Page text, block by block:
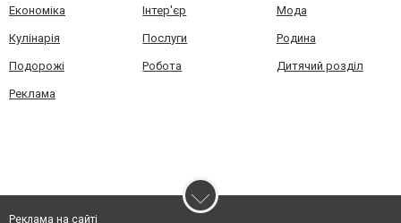
Економіка Інтер'єр Мода
Кулінарія Послуги Родина
Подорожі Робота Дитячий розділ
Реклама
Реклама на сайті